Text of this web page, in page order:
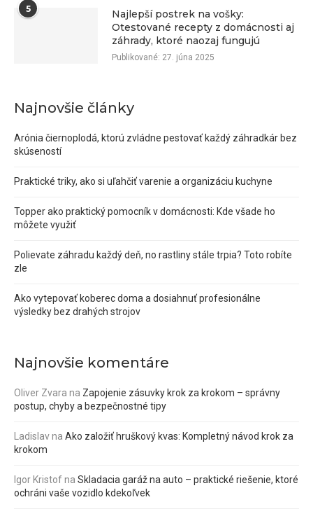
5
Najlepší postrek na vošky:
Otestované recepty z domácnosti aj
záhrady, ktoré naozaj fungujú
Publikované: 27. júna 2025
Najnovšie články
Arónia čiernoplodá, ktorú zvládne pestovať každý záhradkár bez
skúseností
Praktické triky, ako si uľahčiť varenie a organizáciu kuchyne
Topper ako praktický pomocník v domácnosti: Kde všade ho
môžete využiť
Polievate záhradu každý deň, no rastliny stále trpia? Toto robíte
zle
Ako vytepovať koberec doma a dosiahnuť profesionálne
výsledky bez drahých strojov
Najnovšie komentáre
Oliver Zvara na Zapojenie zásuvky krok za krokom – správny
postup, chyby a bezpečnostné tipy
Ladislavna Ako založiť hruškový kvas: Kompletný návod krok za
krokom
Igor Kristofna Skladacia garáž na auto – praktické riešenie, ktoré
ochráni vaše vozidlo kdekoľvek